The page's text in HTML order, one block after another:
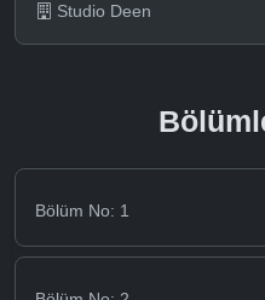
Studio Deen
Bölüm No: 1